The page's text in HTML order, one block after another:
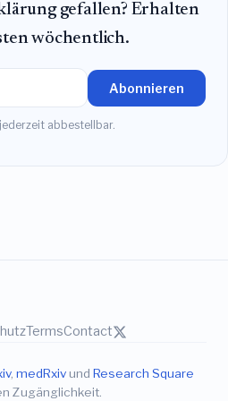
gefallen? Erhalten
wöchentlich.
Abonnieren
jederzeit abbestellbar.
TermsContact
, medRxiv und Research Square
Zugänglichkeit.